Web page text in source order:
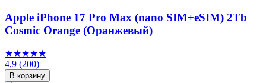
Apple iPhone 17 Pro Max (nano SIM+eSIM) 2Tb
Cosmic Orange (Оранжевый)
★★★★★
4,9 (200)
В корзину